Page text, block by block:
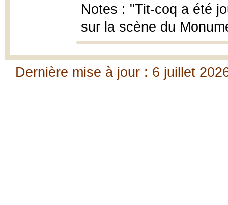
Notes : "Tit-coq a été
sur la scène du
Dernière mise à jour : 6 juillet